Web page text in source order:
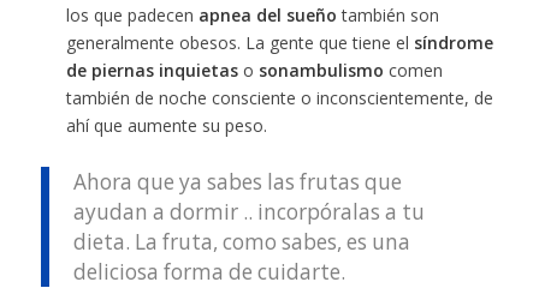
los que padecen apnea del sueño también son
generalmente obesos. La gente que tiene el síndrome
de piernas inquietaso sonambulismo comen
también de noche consciente o inconscientemente, de
ahí que aumente su peso.
Ahora que ya sabes las frutas que
ayudan a dormir .. incorpóralas a tu
dieta. La fruta, como sabes, es una
deliciosa forma de cuidarte.